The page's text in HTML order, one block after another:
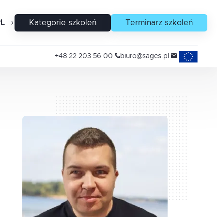
EN Kategorie szkoleń Terminarz szkoleń
+48 22 203 56 00 biuro@sages.pl Projekty